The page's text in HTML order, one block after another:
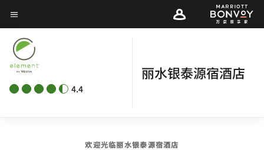
Skip
to
main
content
菜单文本
4.4
丽水银泰源宿酒店
欢迎光临丽水银泰源宿酒店